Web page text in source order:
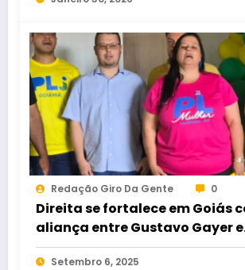
Redação Giro Da Gente 0
Direita se fortalece em Goiás
aliança entre Gustavo Gayer e
Maycon Tombini
Setembro 6, 2025